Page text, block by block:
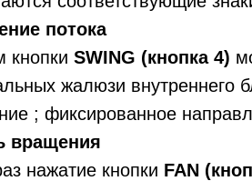
потока
кнопки SWING (кнопка 4)
жалюзи внутреннего
; фиксированное
вращения
нажатие кнопки FAN